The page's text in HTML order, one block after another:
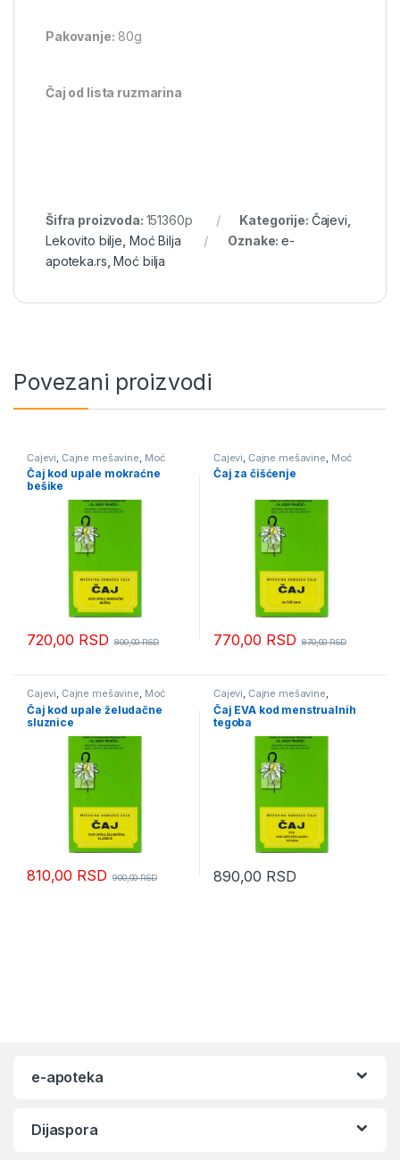
Pakovanje: 80g
Čaj od lista ruzmarina
Šifra proizvoda: 151360p Kategorije: Čajevi
Lekovito bilje Moć Bilja Oznake:e-
apoteka.rs ,Moć bilja
Povezani proizvodi
Čajevi Čajne mešavine Moć
Bilja
Čaj kod upale mokraćne
bešike
720,00 RSD 800,00RSD
Čajevi Čajne mešavine Moć
Bilja Organi za varenje ,
Čaj za čišćenje
770,00 RSD 870,00RSD
Čajevi, Čajne mešavine, Moć
Bilja , Organi za varenje
Čaj kod upale želudačne
sluznice
810,00 RSD 900,00RSD
Čajevi, Čajne mešavine,
Menopauza i PMS Moć Bilja
Čaj EVA kod menstrualnih
tegoba
890,00 RSD
e-apoteka
Dijaspora